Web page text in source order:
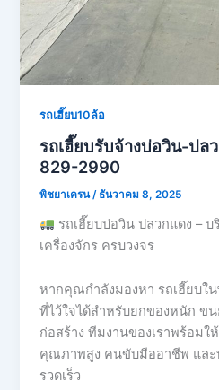
รถเฮี๊ยบ10ล้อ
รถเฮี๊ยบรับจ้างบ่อวิน-ปล
829-2990
พิชยาเครน/ ธันวาคม 8, 2025
รถเฮี๊ยบบ่อวิน ปลวกแดง –
เครื่องจักร ครบวงจร
หากคุณกำลังมองหา รถเฮี๊ยบใ
ที่ไว้ใจได้สำหรับยกของหนัก ข
ก่อสร้าง ทีมงานของเราพร้อมใ
คุณภาพสูง คนขับมืออาชีพ และ
รวดเร็ว